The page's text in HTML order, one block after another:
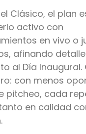
Clásico, el plan
activo con
en vivo o
afinando
al Día Inaugural.
con menos
pitcheo, cada
en calidad